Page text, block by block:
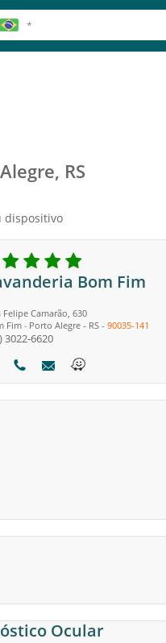
RS
dispositivo
Bom Fim
Felipe Camarão, 630
Fim - Porto Alegre - RS - 90035-141
3022-6620
Ocular